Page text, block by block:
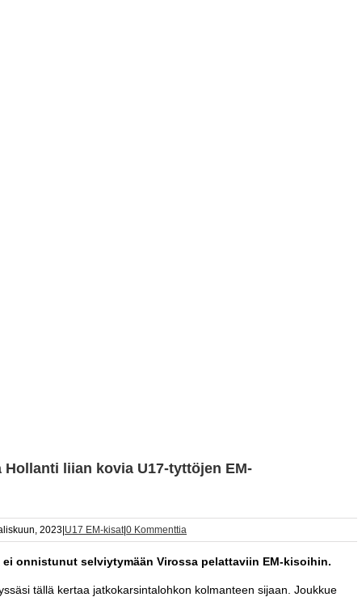
liian kovia U17-tyttöjen EM-
2023 U17 EM-kisat|0 Kommenttia
onnistunut selviytymään Virossa pelattaviin EM-kisoihin.
tällä kertaa jatkokarsintalohkon kolmanteen sijaan. Joukkue